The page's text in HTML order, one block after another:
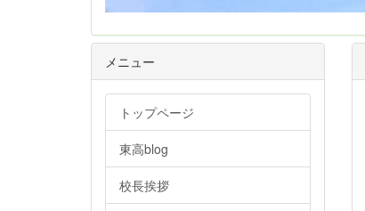
メニュー
トップページ
東高blog
校長挨拶